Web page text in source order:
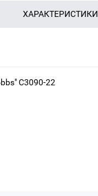
ХАРАКТЕРИСТИКИ
C3090-22